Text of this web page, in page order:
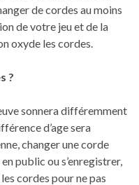
de cordes au moins
de votre jeu et de la
oxyde les cordes.
?
sonnera différemment
d’age sera
changer une corde
public ou s’enregistrer,
cordes pour ne pas